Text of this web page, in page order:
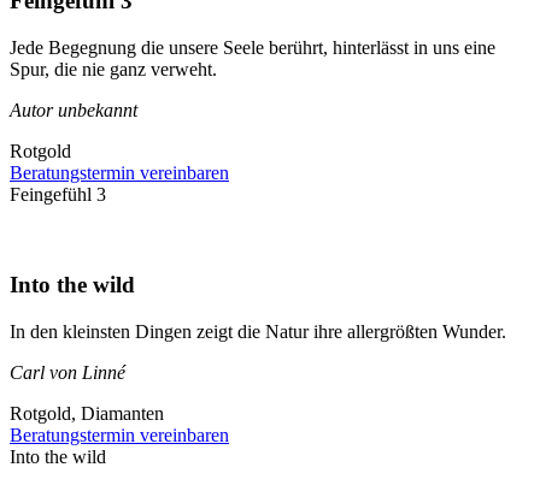
Jede Begegnung die unsere Seele berührt, hinterlässt in uns eine
Spur, die nie ganz verweht.
Autor unbekannt
Rotgold
Beratungstermin vereinbaren
Feingefühl 3
Into the wild
In den kleinsten Dingen zeigt die Natur ihre allergrößten Wunder.
Carl von Linné
Rotgold, Diamanten
Beratungstermin vereinbaren
Into the wild